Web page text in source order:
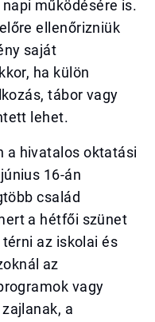
működésére is.
ellenőrizniük
saját
ha külön
tábor vagy
lehet.
a hivatalos oktatási
16-án
család
a hétfői szünet
az iskolai és
az
vagy
a